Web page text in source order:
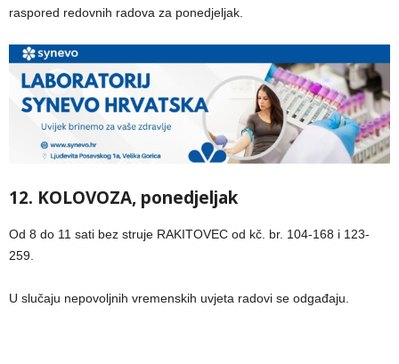
raspored redovnih radova za ponedjeljak.
12. KOLOVOZA, ponedjeljak
Od 8 do 11 sati bez struje RAKITOVEC od kč. br. 104-168 i 123-
259.
U slučaju nepovoljnih vremenskih uvjeta radovi se odgađaju.